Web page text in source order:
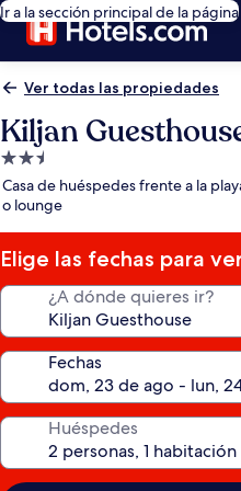
Ir a la sección principal de la página
Ver todas las propiedades
Kiljan
Propiedad
de
2.5
estrellas
Casa de huéspedes frente a la
o lounge
Elige las fechas para
¿A dónde quieres ir?
Fechas
Huéspedes